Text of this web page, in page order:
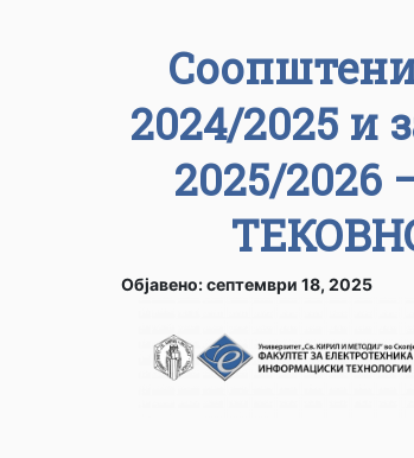
2024/2025 и
2025/
Објавено: септември 18, 2025